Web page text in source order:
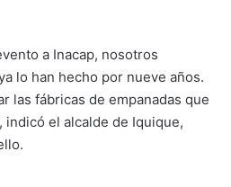
a Inacap, nosotros
lo han hecho por nueve años.
las fábricas de empanadas que
indicó el alcalde de Iquique,